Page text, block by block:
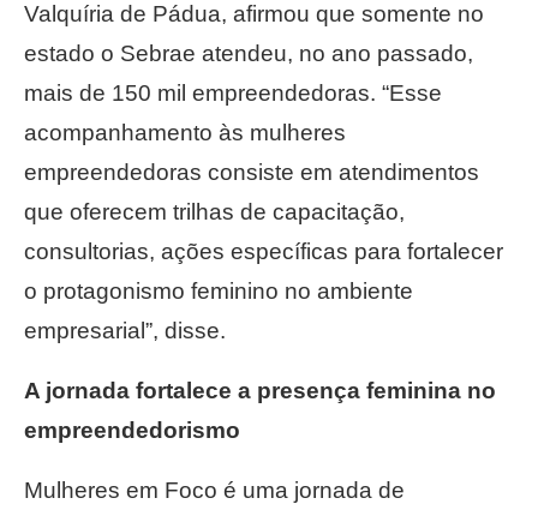
Valquíria de Pádua, afirmou que somente no
estado o Sebrae atendeu, no ano passado,
mais de 150 mil empreendedoras. “Esse
acompanhamento às mulheres
empreendedoras consiste em atendimentos
que oferecem trilhas de capacitação,
consultorias, ações específicas para fortalecer
o protagonismo feminino no ambiente
empresarial”, disse.
A jornada fortalece a presença feminina no
empreendedorismo
Mulheres em Foco é uma jornada de